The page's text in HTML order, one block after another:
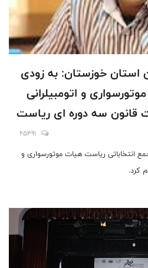
استان خوزستان: به زودی
و اتومبیلرانی
قانون سه دوره ای ریاست
25491
انتخاباتی ریاست هیات موتورسواری و
کرد.